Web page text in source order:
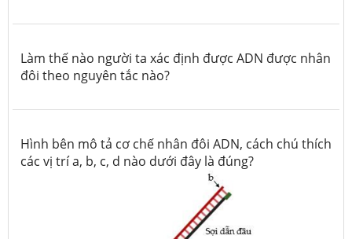
Làm thế nào người ta xác định được ADN được nhân
đôi theo nguyên tắc nào?
Hình bên mô tả cơ chế nhân đôi ADN, cách chú thích
các vị trí a, b, c, d nào dưới đây là đúng?